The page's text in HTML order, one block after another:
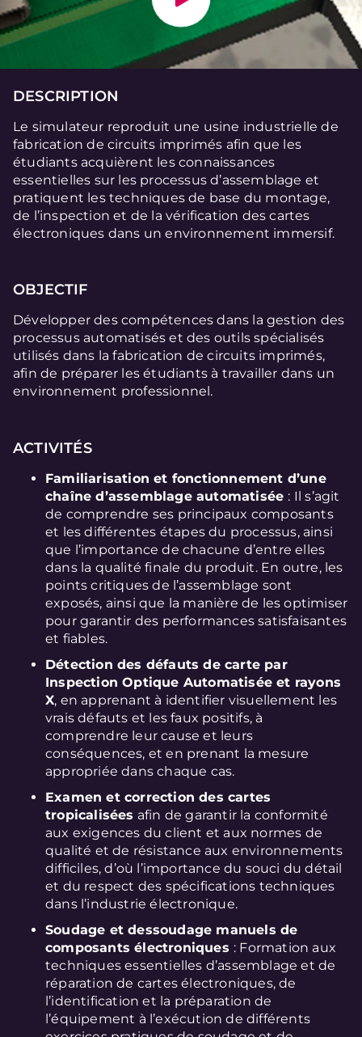
DESCRIPTION
Le simulateur reproduit une usine industrielle de
fabrication de circuits imprimés afin que les
étudiants acquièrent les connaissances
essentielles sur les processus d’assemblage et
pratiquent les techniques de base du montage,
de l’inspection et de la vérification des cartes
électroniques dans un environnement immersif.
OBJECTIF
Développer des compétences dans la gestion des
processus automatisés et des outils spécialisés
utilisés dans la fabrication de circuits imprimés,
afin de préparer les étudiants à travailler dans un
environnement professionnel.
ACTIVITÉS
Familiarisation et fonctionnement d’une
chaîne d’assemblage automatisée : Il s’agit
de comprendre ses principaux composants
et les différentes étapes du processus, ainsi
que l’importance de chacune d’entre elles
dans la qualité finale du produit. En outre, les
points critiques de l’assemblage sont
exposés, ainsi que la manière de les optimiser
pour garantir des performances satisfaisantes
et fiables.
Détection des défauts de carte par
Inspection Optique Automatisée et rayons
X, en apprenant à identifier visuellement les
vrais défauts et les faux positifs, à
comprendre leur cause et leurs
conséquences, et en prenant la mesure
appropriée dans chaque cas.
Examen et correction des cartes
tropicalisées afin de garantir la conformité
aux exigences du client et aux normes de
qualité et de résistance aux environnements
difficiles, d’où l’importance du souci du détail
et du respect des spécifications techniques
dans l’industrie électronique.
Soudage et dessoudage manuels de
composants électroniques : Formation aux
techniques essentielles d’assemblage et de
réparation de cartes électroniques, de
l’identification et la préparation de
l’équipement à l’exécution de différents